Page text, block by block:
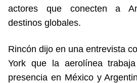
actores que conecten a
destinos globales.
Rincón dijo en una entrevista
York que la aerolínea
presencia en México y